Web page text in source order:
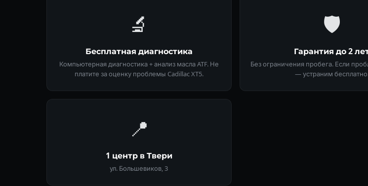
🔬
Бесплатная диагностика
Компьютерная диагностика + анализ масла ATF. Не
платите за оценку проблемы Cadillac XT5.
🛡
Гарантия до 2
Без ограничения пробега. Если
— устраним
📍
1 центр в Твери
ул. Большевиков, 3